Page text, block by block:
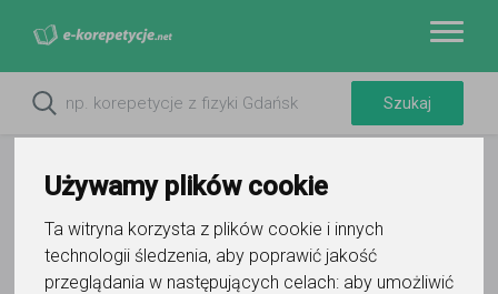
Używamy plików cookie
Ta witryna korzysta z plików cookie i innych
technologii śledzenia, aby poprawić jakość
przeglądania w następujących celach: aby umożliwić